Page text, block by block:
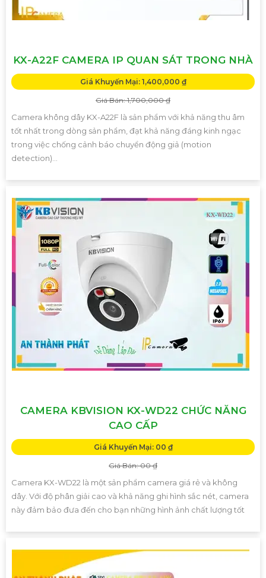
KX-A22F CAMERA IP QUAN SÁT TRONG NHÀ
Giá Khuyến Mại: 1,400,000 ₫
Giá Bán: 1,700,000 ₫
Camera không dây KX-A22F là sản phẩm với khả năng thu âm
tốt nhất trong dòng sản phẩm, đạt khả năng đáng kinh ngạc
trong việc chống cảnh báo chuyển động giả (motion
detection)...
CAMERA KBVISION KX-WD22 CHỨC NĂNG
CAO CẤP
Giá Khuyến Mại: 00 ₫
Giá Bán: 00 ₫
Camera KX-WD22 là một sản phẩm camera giá rẻ và không
dây. Với độ phân giải cao và khả năng ghi hình sắc nét, camera
này đảm bảo đưa đến cho bạn những hình ảnh chất lượng tốt